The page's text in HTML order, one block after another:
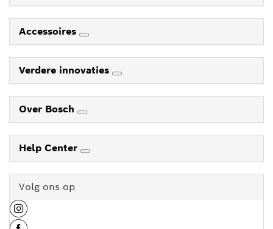
Accessoires
Verdere innovaties
Over Bosch
Help Center
Volg ons op